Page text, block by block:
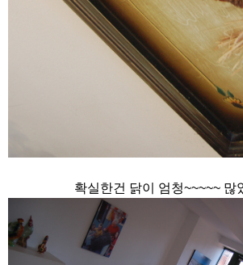
확실한건 닭이 엄청~~~~~ 많